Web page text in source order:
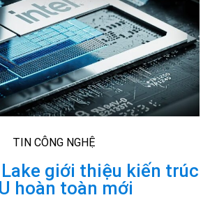
TIN CÔNG NGHỆ
giới thiệu kiến ​​trúc
hoàn toàn mới